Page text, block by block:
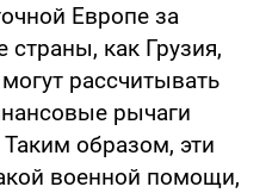
Европе за
страны, как Грузия,
рассчитывать
рычаги
образом, эти
военной помощи,